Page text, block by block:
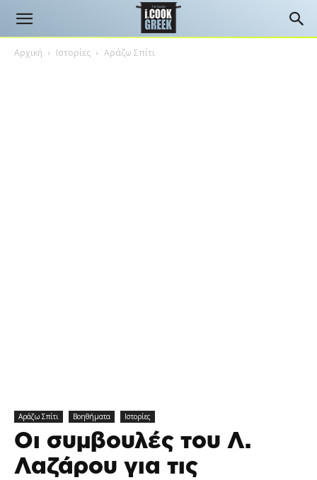
Αρχική Ιστορίες Αράζω Σπίτι
Αράζω Σπίτι Βοηθήματα Ιστορίες
Οι συμβουλές του Λ.
Λαζάρου για τις